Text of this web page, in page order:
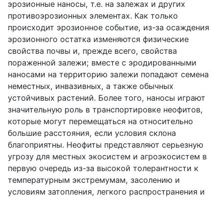
эрозионные наносы, т.е. на залежах и других
противоэрозионных элементах. Как только
происходит эрозионное событие, из-за осаждения
эрозионного остатка изменяются физические
свойства почвы и, прежде всего, свойства
пораженной залежи; вместе с эродированными
наносами на территорию залежи попадают семена
неместных, инвазивных, а также обычных
устойчивых растений. Более того, наносы играют
значительную роль в транспортировке неофитов,
которые могут перемещаться на относительно
большие расстояния, если условия склона
благоприятны. Неофиты представляют серьезную
угрозу для местных экосистем и агроэкосистем в
первую очередь из-за высокой толерантности к
температурным экстремумам, засолению и
условиям затопления, легкого распространения и